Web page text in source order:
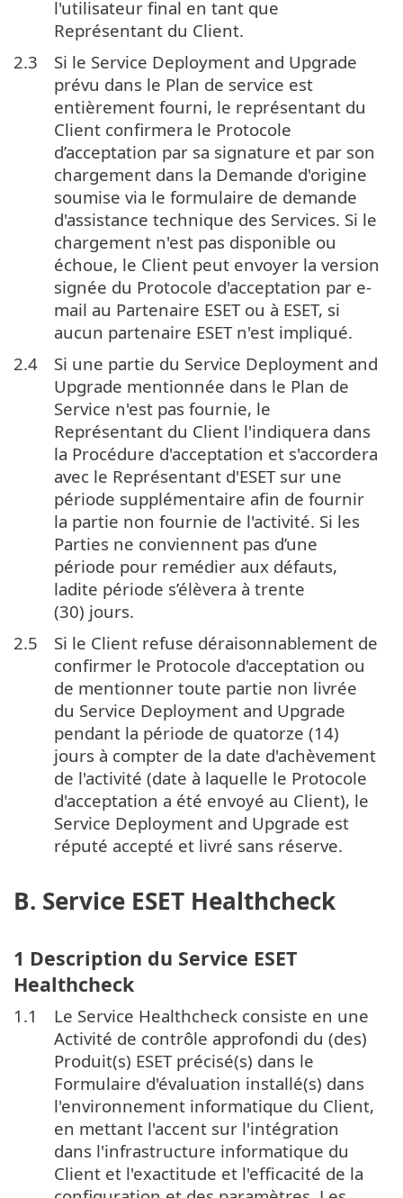
l'utilisateur final en tant que
Représentant du Client.
2.3
Si le Service Deployment and Upgrade
prévu dans le Plan de service est
entièrement fourni, le représentant du
Client confirmera le Protocole
d’acceptation par sa signature et par son
chargement dans la Demande d'origine
soumise via le formulaire de demande
d'assistance technique des Services. Si le
chargement n'est pas disponible ou
échoue, le Client peut envoyer la version
signée du Protocole d'acceptation par e-
mail au Partenaire ESET ou à ESET, si
aucun partenaire ESET n'est impliqué.
2.4
Si une partie du Service Deployment and
Upgrade mentionnée dans le Plan de
Service n'est pas fournie, le
Représentant du Client l'indiquera dans
la Procédure d'acceptation et s'accordera
avec le Représentant d'ESET sur une
période supplémentaire afin de fournir
la partie non fournie de l'activité. Si les
Parties ne conviennent pas d’une
période pour remédier aux défauts,
ladite période s’élèvera à trente
(30) jours.
2.5
Si le Client refuse déraisonnablement de
confirmer le Protocole d'acceptation ou
de mentionner toute partie non livrée
du Service Deployment and Upgrade
pendant la période de quatorze (14)
jours à compter de la date d'achèvement
de l'activité (date à laquelle le Protocole
d'acceptation a été envoyé au Client), le
Service Deployment and Upgrade est
réputé accepté et livré sans réserve.
B. Service ESET Healthcheck
1 Description du Service ESET
Healthcheck
1.1
Le Service Healthcheck consiste en une
Activité de contrôle approfondi du (des)
Produit(s) ESET précisé(s) dans le
Formulaire d'évaluation installé(s) dans
l'environnement informatique du Client,
en mettant l'accent sur l'intégration
dans l'infrastructure informatique du
Client et l'exactitude et l'efficacité de la